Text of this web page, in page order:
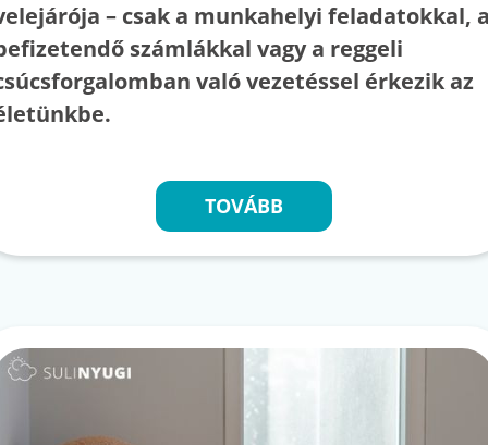
– csak a munkahelyi feladatokkal,
számlákkal vagy a reggeli
való vezetéssel érkezik az
TOVÁBB